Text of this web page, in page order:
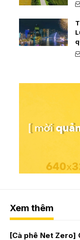
Xem thêm
[Cà phê Net Zero]